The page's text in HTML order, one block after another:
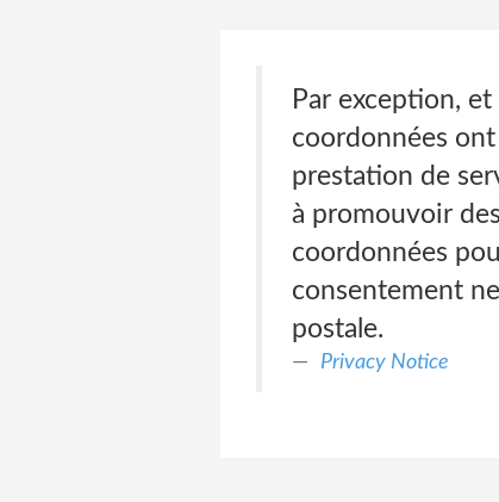
Par exception,
coordonnées ont
prestation de
à promouvoir
coordonnées
consentement
postale.
Privacy Notice